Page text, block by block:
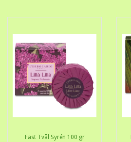
Fast Tvål Syrén 100 gr